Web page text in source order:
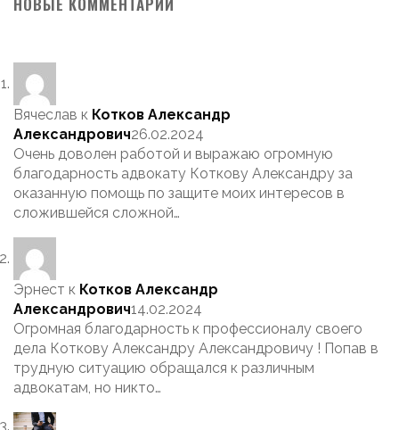
Вячеслав к Котков Александр
Александрович26.02.2024
Очень доволен работой и выражаю огромную
благодарность адвокату Коткову Александру за
оказанную помощь по защите моих интересов в
сложившейся сложной…
Эрнест к Котков Александр
Александрович14.02.2024
Огромная благодарность к профессионалу своего
дела Коткову Александру Александровичу ! Попав в
трудную ситуацию обращался к различным
адвокатам, но никто…